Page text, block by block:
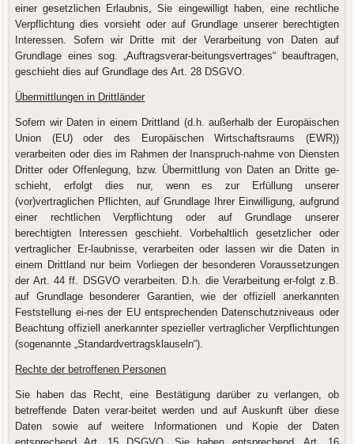
einer gesetzlichen Erlaubnis, Sie eingewilligt haben, eine rechtliche
Verpflichtung dies vorsieht oder auf Grundlage unserer berechtigten
Interessen. Sofern wir Dritte mit der Verarbeitung von Daten auf
Grundlage eines sog. „Auftragsverar-beitungsvertrages“ beauftragen,
geschieht dies auf Grundlage des Art. 28 DSGVO.
Übermittlungen in Drittländer
Sofern wir Daten in einem Drittland (d.h. außerhalb der Europäischen
Union (EU) oder des Europäischen Wirtschaftsraums (EWR))
verarbeiten oder dies im Rahmen der Inanspruch-nahme von Diensten
Dritter oder Offenlegung, bzw. Übermittlung von Daten an Dritte ge-
schieht, erfolgt dies nur, wenn es zur Erfüllung unserer
(vor)vertraglichen Pflichten, auf Grundlage Ihrer Einwilligung, aufgrund
einer rechtlichen Verpflichtung oder auf Grundlage unserer
berechtigten Interessen geschieht. Vorbehaltlich gesetzlicher oder
vertraglicher Er-laubnisse, verarbeiten oder lassen wir die Daten in
einem Drittland nur beim Vorliegen der besonderen Voraussetzungen
der Art. 44 ff. DSGVO verarbeiten. D.h. die Verarbeitung er-folgt z.B.
auf Grundlage besonderer Garantien, wie der offiziell anerkannten
Feststellung ei-nes der EU entsprechenden Datenschutzniveaus oder
Beachtung offiziell anerkannter spezieller vertraglicher Verpflichtungen
(sogenannte „Standardvertragsklauseln“).
Rechte der betroffenen Personen
Sie haben das Recht, eine Bestätigung darüber zu verlangen, ob
betreffende Daten verar-beitet werden und auf Auskunft über diese
Daten sowie auf weitere Informationen und Kopie der Daten